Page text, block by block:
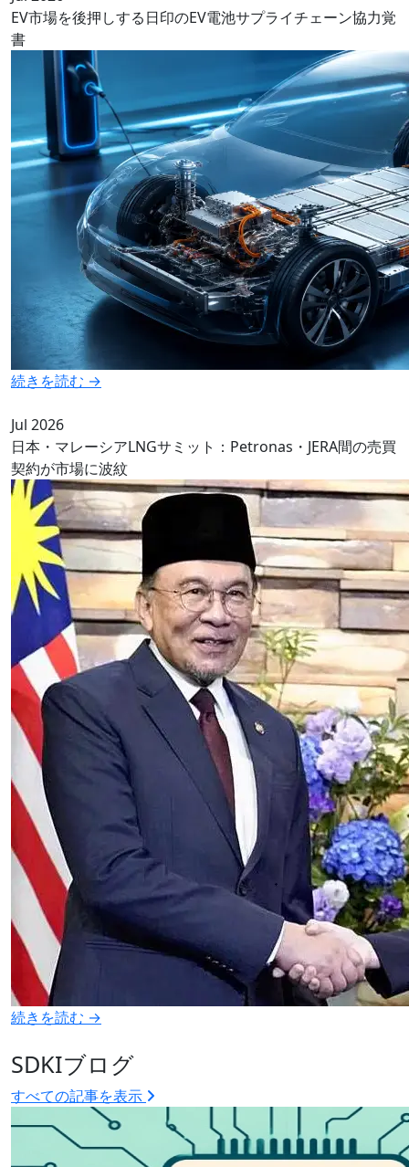
EV市場を後押しする日印のEV電池サプライチェーン協力覚
書
続きを読む →
Jul 2026
日本・マレーシアLNGサミット：Petronas・JERA間の売買
契約が市場に波紋
続きを読む →
SDKIブログ
すべての記事を表示